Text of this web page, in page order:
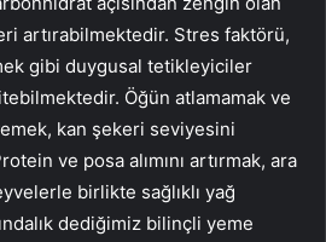
artırabilmektedir. Stres faktörü,
gibi duygusal tetikleyiciler
Öğün atlamamak ve
kan şekeri seviyesini
ve posa alımını artırmak, ara
birlikte sağlıklı yağ
dediğimiz bilinçli yeme